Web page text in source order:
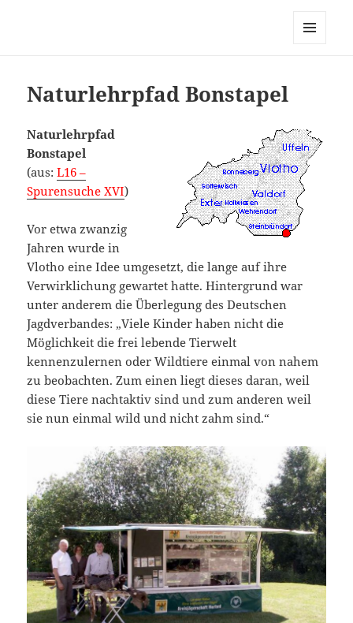
Naturlehrpfad Bonstapel
Naturlehrpfad
Bonstapel
(aus:L16 –
Spurensuche XVI)
Vor etwa zwanzig
Jahren wurde in
Vlotho eine Idee umgesetzt, die lange auf ihre
Verwirklichung gewartet hatte. Hintergrund war
unter anderem die Überlegung des Deutschen
Jagdverbandes: „Viele Kinder haben nicht die
Möglichkeit die frei lebende Tierwelt
kennenzulernen oder Wildtiere einmal von nahem
zu beobachten. Zum einen liegt dieses daran, weil
diese Tiere nachtaktiv sind und zum anderen weil
sie nun einmal wild und nicht zahm sind.“